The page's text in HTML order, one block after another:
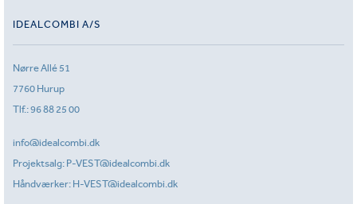
IDEALCOMBI A/S
Nørre Allé 51
7760 Hurup
Tlf.:96 88 25 00
info@idealcombi.dk
Projektsalg: P-VEST@idealcombi.dk
Håndværker: H-VEST@idealcombi.dk